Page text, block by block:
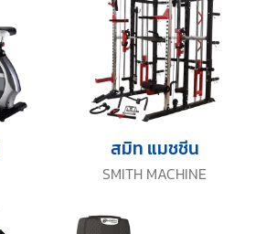
SMITH MACHINE
สมิท แมชชีน